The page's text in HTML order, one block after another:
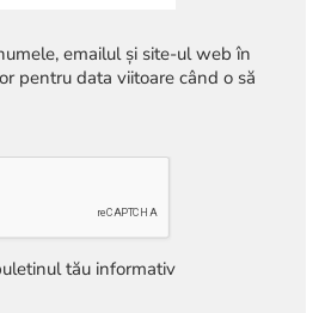
emailul și site-ul web în
pentru data viitoare când o să
tău informativ